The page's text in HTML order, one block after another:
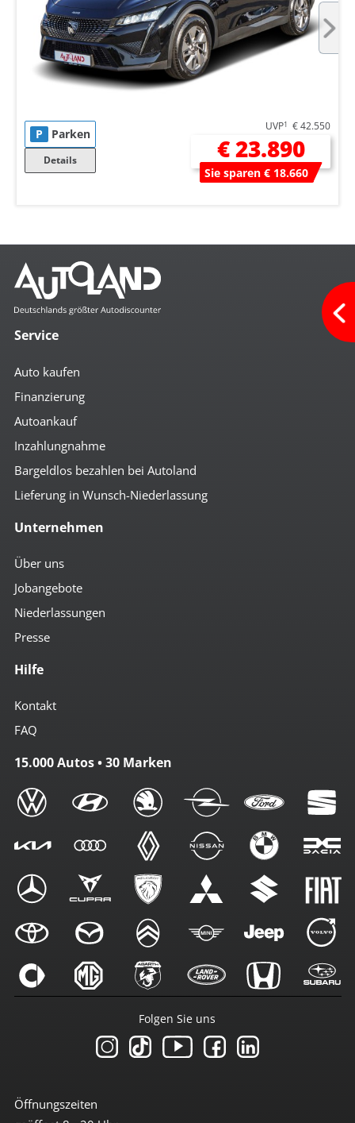
P Parken
Details
UVP1 € 42.550
€ 23.890
Sie sparen € 18.660
Service
Auto kaufen
Finanzierung
Autoankauf
Inzahlungnahme
Bargeldlos bezahlen bei Autoland
Lieferung in Wunsch-Niederlassung
Unternehmen
Über uns
Jobangebote
Niederlassungen
Presse
Hilfe
Kontakt
FAQ
15.000 Autos • 30 Marken
Öffnungszeiten
Folgen Sie uns